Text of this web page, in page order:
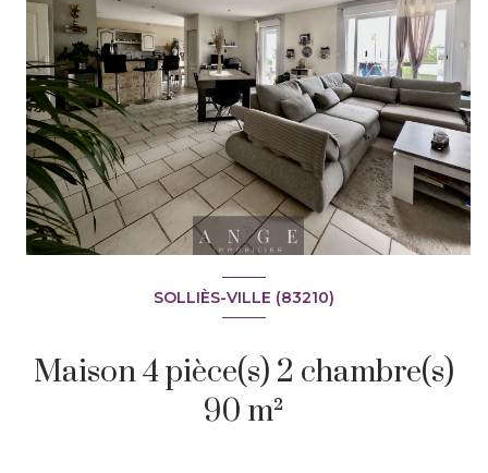
SOLLIÈS-VILLE (83210)
Maison 4 pièce(s) 2 chambre(s)
90 m²